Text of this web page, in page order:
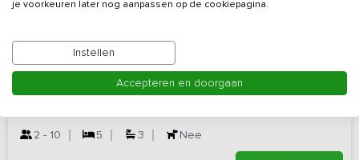
In het IJssellandschap duurzaam vakantiehuis
2 - 10 5 3 Nee
je voorkeuren later nog aanpassen op de cookiepagina.
Instellen
Accepteren en doorgaan